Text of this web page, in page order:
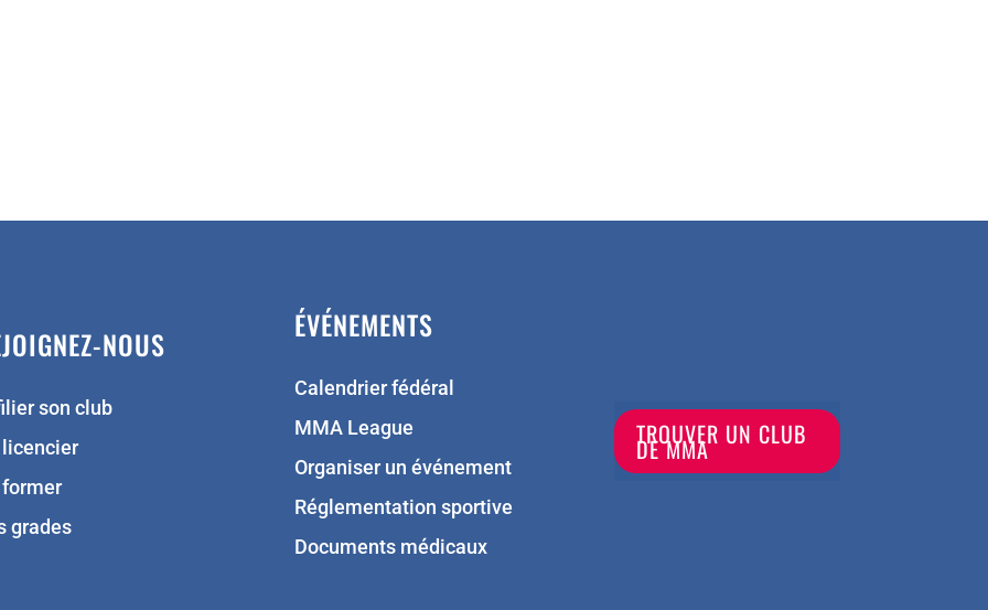
NOUS
son club
licencier
grades
ÉVÉNEMENTS
Calendrier fédéral
MMA League
Organiser un événement
Réglementation sportive
Documents médicaux
TROUVER UN CLUB
DE MMA